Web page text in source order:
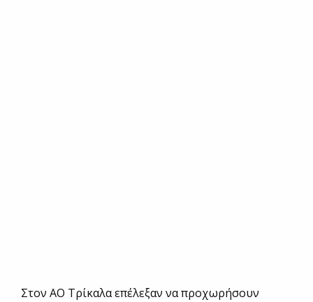
Στον ΑΟ Τρίκαλα επέλεξαν να προχωρήσουν